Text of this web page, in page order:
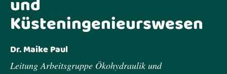
Kontakt
Kontakt Impressum
Datenschutz
und
Küsteningenieurswesen
Dr. Maike Paul
Leitung Arbeitsgruppe Ökohydraulik und